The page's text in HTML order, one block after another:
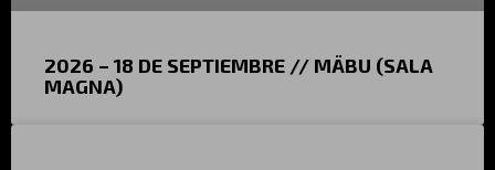
2026 – 18 DE SEPTIEMBRE // MÄBU (SALA
MAGNA)